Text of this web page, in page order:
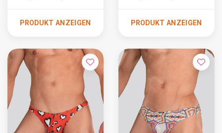
PRODUKT ANZEIGEN PRODUKT ANZEIGEN